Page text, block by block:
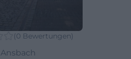
(0 Bewertungen)
Ansbach